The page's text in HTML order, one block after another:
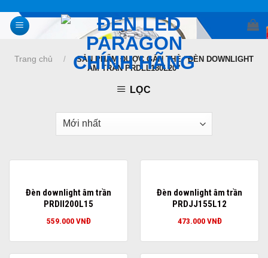
content
Trang chủ /
SẢN PHẨM ĐƯỢC GẮN THẺ “ĐÈN DOWNLIGHT
ÂM TRẦN PRDLL180L20”
LỌC
Đèn downlight âm trần
PRDII200L15
559.000VNĐ
Đèn downlight âm trần
PRDJJ155L12
473.000VNĐ